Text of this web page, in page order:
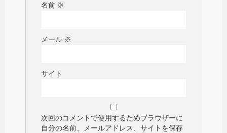
名前 ※
メール ※
サイト
次回のコメントで使用するためブラウザーに
自分の名前、メールアドレス、サイトを保存